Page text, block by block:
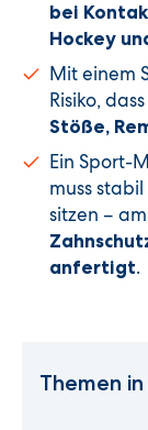
bei
Hockey
Mit einem
Risiko, dass
Stöße,
Ein Sport-
muss
sitzen –
anfertigt.
Themen